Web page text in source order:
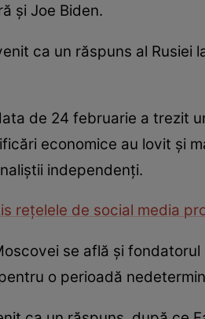
și Joe Biden.
ca un răspuns al Rusiei
de 24 februarie a trezit
economice au lovit și
independenți.
rețelele de social media
se află și
o perioadă